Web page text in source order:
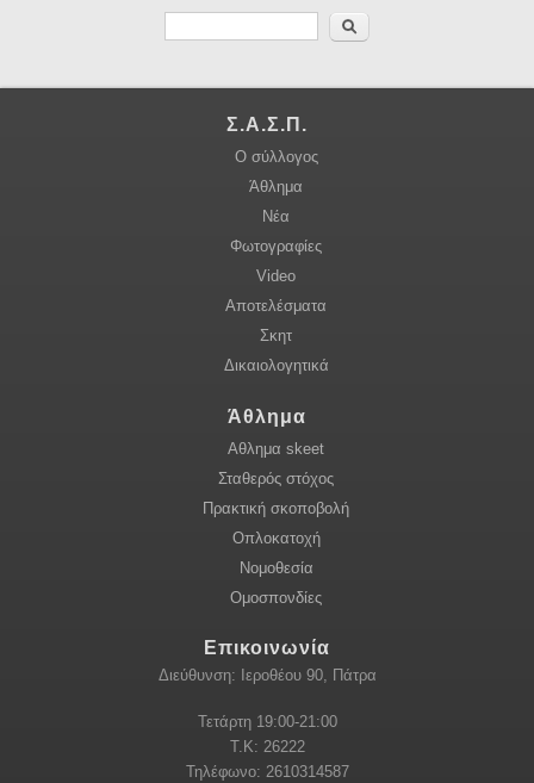
Αναζήτηση
Σ.Α.Σ.Π.
Ο σύλλογος
Άθλημα
Νέα
Φωτογραφίες
Video
Αποτελέσματα
Σκητ
Δικαιολογητικά
Άθλημα
Αθλημα skeet
Σταθερός στόχος
Πρακτική σκοποβολή
Οπλοκατοχή
Νομοθεσία
Ομοσπονδίες
Επικοινωνία
Διεύθυνση: Ιεροθέου 90, Πάτρα
Τετάρτη 19:00-21:00
Τ.Κ: 26222
Τηλέφωνο: 2610314587